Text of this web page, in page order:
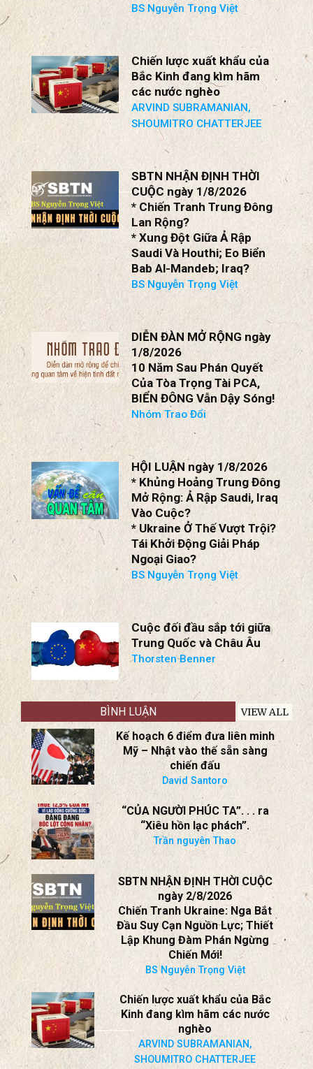
BS Nguyễn Trọng Việt
Chiến lược xuất khẩu của
Bắc Kinh đang kìm hãm
các nước nghèo
ARVIND SUBRAMANIAN,
SHOUMITRO CHATTERJEE
SBTN NHẬN ĐỊNH THỜI
CUỘC ngày 1/8/2026
* Chiến Tranh Trung Đông
Lan Rộng?
* Xung Đột Giữa Ả Rập
Saudi Và Houthi; Eo Biển
Bab Al-Mandeb; Iraq?
BS Nguyễn Trọng Việt
DIỄN ĐÀN MỞ RỘNG ngày
1/8/2026
10 Năm Sau Phán Quyết
Của Tòa Trọng Tài PCA,
BIỂN ĐÔNG Vẫn Dậy Sóng!
Nhóm Trao Đổi
HỘI LUẬN ngày 1/8/2026
* Khủng Hoảng Trung Đông
Mở Rộng: Ả Rập Saudi, Iraq
Vào Cuộc?
* Ukraine Ở Thế Vượt Trội?
Tái Khởi Động Giải Pháp
Ngoại Giao?
BS Nguyễn Trọng Việt
Cuộc đối đầu sắp tới giữa
Trung Quốc và Châu Âu
Thorsten Benner
BÌNH LUẬN VIEW ALL
Kế hoạch 6 điểm đưa liên minh
Mỹ – Nhật vào thế sẵn sàng
chiến đấu
David Santoro
“CỦA NGƯỜI PHÚC TA”. . . ra
“Xiêu hồn lạc phách”.
Trần nguyên Thao
SBTN NHẬN ĐỊNH THỜI CUỘC
ngày 2/8/2026
Chiến Tranh Ukraine: Nga Bắt
Đầu Suy Cạn Nguồn Lực; Thiết
Lập Khung Đàm Phán Ngừng
Chiến Mới!
BS Nguyễn Trọng Việt
Chiến lược xuất khẩu của Bắc
Kinh đang kìm hãm các nước
nghèo
ARVIND SUBRAMANIAN,
SHOUMITRO CHATTERJEE